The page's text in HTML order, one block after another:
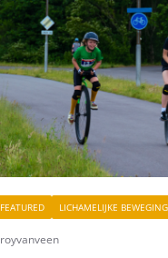
FEATURED LICHAMELIJKE BEWEGING
royvanveen